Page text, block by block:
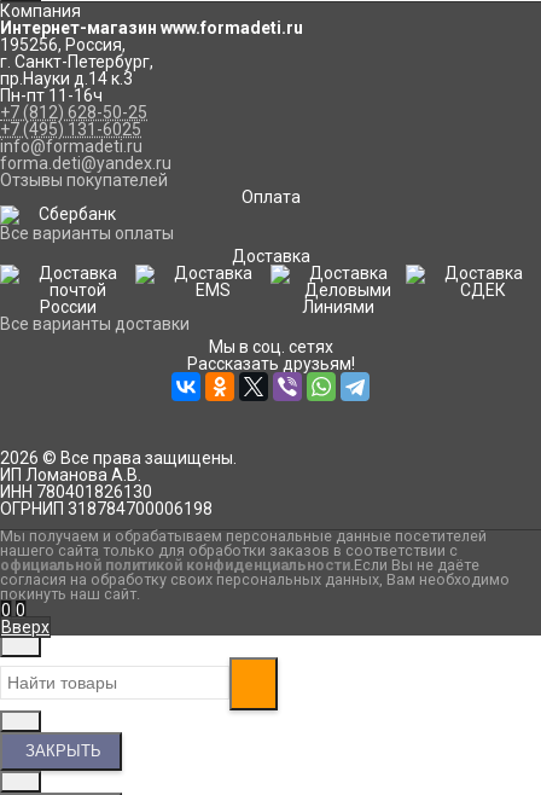
Компания
Интернет-магазин www.formadeti.ru
195256, Россия,
г. Санкт-Петербург,
пр.Науки д.14 к.3
Пн-пт 11-16ч
+7 (812) 628-50-25
+7 (495) 131-6025
info@formadeti.ru
forma.deti@yandex.ru
Отзывы покупателей
Оплата
Все варианты оплаты
Доставка
Все варианты доставки
Мы в соц. сетях
Рассказать друзьям!
2026 © Все права защищены.
ИП Ломанова А.В.
ИНН 780401826130
ОГРНИП 318784700006198
Мы получаем и обрабатываем персональные данные посетителей
нашего сайта только для обработки заказов в соответствии с
официальной политикой конфиденциальности.Если Вы не даёте
согласия на обработку своих персональных данных, Вам необходимо
покинуть наш сайт.
0 0
Вверх
ЗАКРЫТЬ